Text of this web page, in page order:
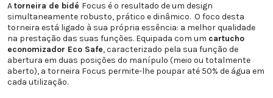
Atorneira de bidé Focus é o resultado de um design
simultaneamente robusto, prático e dinâmico. O foco desta
torneira está ligado à sua própria essência: a melhor qualidade
na prestação das suas funções. Equipada com um cartucho
economizador Eco Safe, caracterizado pela sua função de
abertura em duas posições do manípulo (meio ou totalmente
aberto), a torneira Focus permite-lhe poupar até 50% de água em
cada utilização.